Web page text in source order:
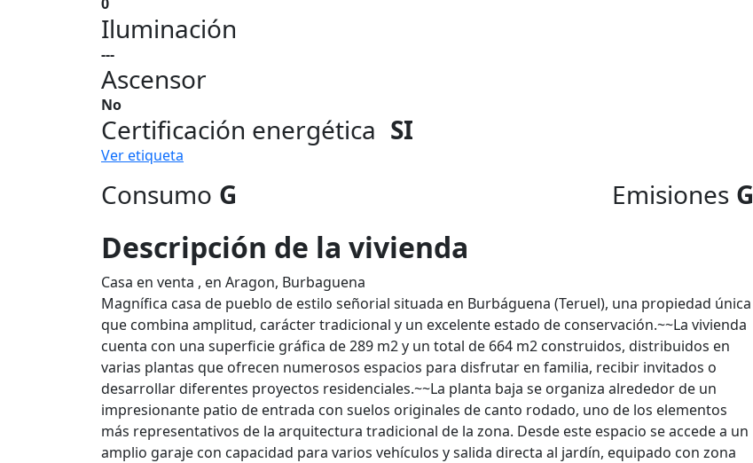
Iluminación
---
Ascensor
No
Certificación energética SI
Ver etiqueta
Consumo G Emisiones G
Descripción de la vivienda
Casa en venta , en Aragon, Burbaguena
Magnífica casa de pueblo de estilo señorial situada en Burbáguena (Teruel), una propiedad única
que combina amplitud, carácter tradicional y un excelente estado de conservación.~~La vivienda
cuenta con una superficie gráfica de 289 m2 y un total de 664 m2 construidos, distribuidos en
varias plantas que ofrecen numerosos espacios para disfrutar en familia, recibir invitados o
desarrollar diferentes proyectos residenciales.~~La planta baja se organiza alrededor de un
impresionante patio de entrada con suelos originales de canto rodado, uno de los elementos
más representativos de la arquitectura tradicional de la zona. Desde este espacio se accede a un
amplio garaje con capacidad para varios vehículos y salida directa al jardín, equipado con zona